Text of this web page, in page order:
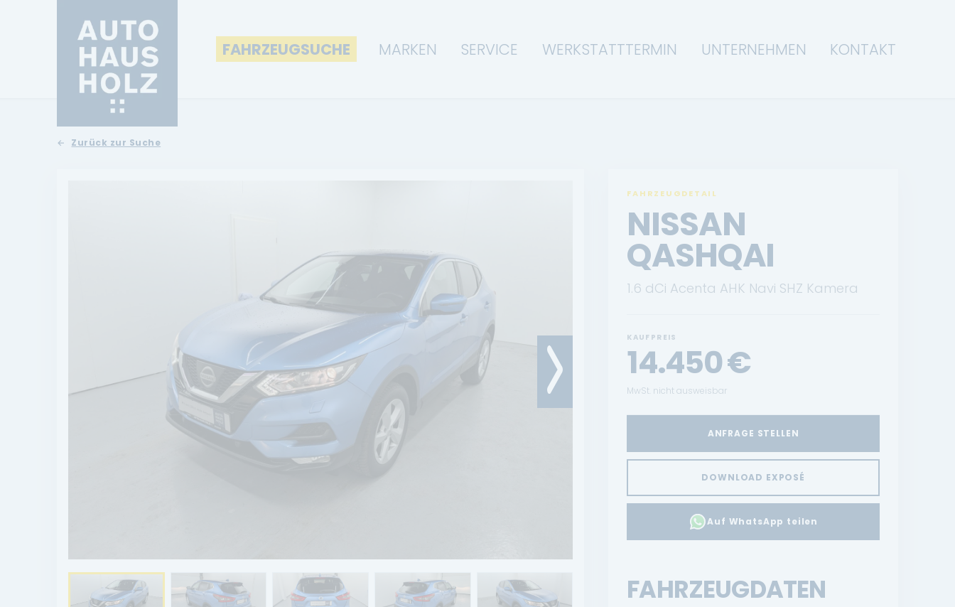
FAHRZEUGSUCHE MARKEN SERVICE WERKSTATTTERMIN UNTERNEHMEN KONTAKT
Zurück zur Suche
FAHRZEUGDETAIL
NISSAN
QASHQAI
1.6 dCi Acenta AHK Navi SHZ Kamera
KAUFPREIS
14.450€
MwSt. nicht ausweisbar
ANFRAGE STELLEN
DOWNLOAD EXPOSÉ
Auf WhatsApp teilen
FAHRZEUGDATEN